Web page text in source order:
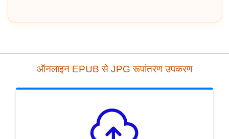
ऑनलाइन EPUB से JPG रूपांतरण उपकरण